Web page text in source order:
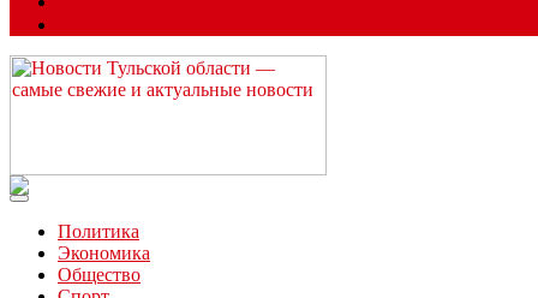
Читайте последние новости дня в Тульской области на сайте
Политика
Экономика
Общество